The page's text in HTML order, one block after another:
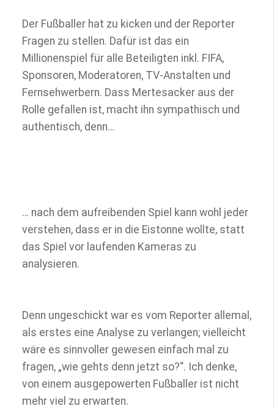
Der Fußballer hat zu kicken und der Reporter
Fragen zu stellen. Dafür ist das ein
Millionenspiel für alle Beteiligten inkl. FIFA,
Sponsoren, Moderatoren, TV-Anstalten und
Fernsehwerbern. Dass Mertesacker aus der
Rolle gefallen ist, macht ihn sympathisch und
authentisch, denn…
… nach dem aufreibenden Spiel kann wohl jeder
verstehen, dass er in die Eistonne wollte, statt
das Spiel vor laufenden Kameras zu
analysieren.
Denn ungeschickt war es vom Reporter allemal,
als erstes eine Analyse zu verlangen; vielleicht
wäre es sinnvoller gewesen einfach mal zu
fragen, „wie gehts denn jetzt so?“. Ich denke,
von einem ausgepowerten Fußballer ist nicht
mehr viel zu erwarten.